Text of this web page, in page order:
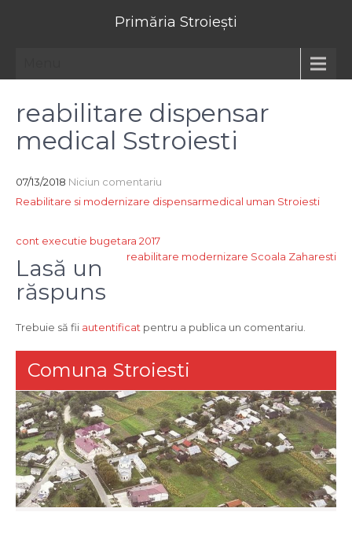
Primăria Stroiești
reabilitare dispensar
medical Sstroiesti
07/13/2018 Niciun comentariu
Reabilitare si modernizare dispensarmedical uman Stroiesti
Navigare
în
articole
cont executie bugetara 2017
reabilitare modernizare Scoala Zaharesti
Lasă un
răspuns
Trebuie să fii autentificat pentru a publica un comentariu.
Comuna Stroiesti